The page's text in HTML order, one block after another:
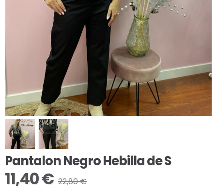
Pantalon Negro Hebilla de S
11,40 € 22,80 €